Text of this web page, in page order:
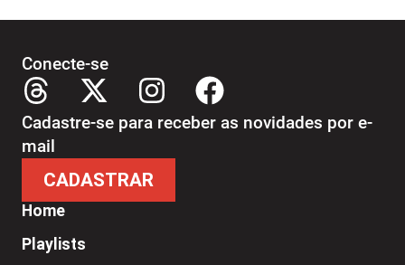
Home
Playlists
Conecte-se
Cadastre-se para receber as novidades por e-
mail
CADASTRAR